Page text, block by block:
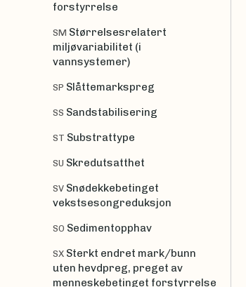
forstyrrelse
SM Størrelsesrelatert
miljøvariabilitet (i
vannsystemer)
SP Slåttemarkspreg
SS Sandstabilisering
ST Substrattype
SU Skredutsatthet
SV Snødekkebetinget
vekstsesongreduksjon
SO Sedimentopphav
SX Sterkt endret mark/bunn
uten hevdpreg, preget av
menneskebetinget forstyrrelse